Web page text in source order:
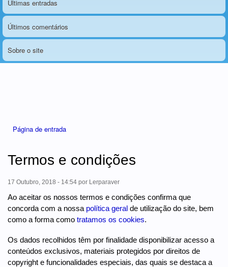
Últimas entradas
Últimos comentários
Sobre o site
Página de entrada
Termos e condições
17 Outubro, 2018 - 14:54 por Lerparaver
Ao aceitar os nossos termos e condições confirma que
concorda com a nossa política geral de utilização do site, bem
como a forma como tratamos os cookies.
Os dados recolhidos têm por finalidade disponibilizar acesso a
conteúdos exclusivos, materiais protegidos por direitos de
copyright e funcionalidades especiais, das quais se destaca a